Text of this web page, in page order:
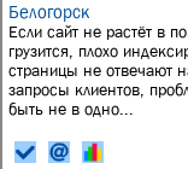
Белогорск
Если сайт не растёт в
грузится, плохо
страницы не отвечают
запросы клиентов,
быть не в одно...